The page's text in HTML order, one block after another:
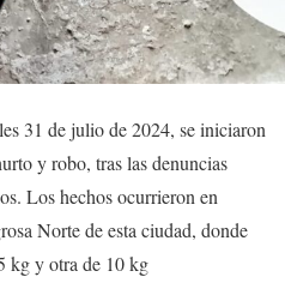
31 de julio de 2024, se iniciaron
y robo, tras las denuncias
Los hechos ocurrieron en
Norte de esta ciudad, donde
kg y otra de 10 kg